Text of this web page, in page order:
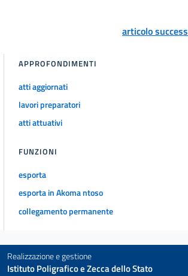
articolo
APPROFONDIMENTI
atti aggiornati
lavori preparatori
atti attuativi
FUNZIONI
esporta
esporta in Akoma ntoso
collegamento permanente
Realizzazione e gestione
Istituto Poligrafico e Zecca dello Stato